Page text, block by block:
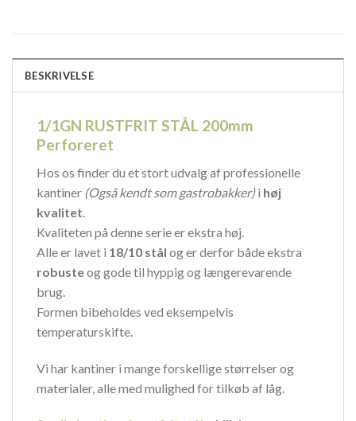
BESKRIVELSE
1/1GN RUSTFRIT STÅL 200mm
Perforeret
Hos os finder du et stort udvalg af professionelle
kantiner (Også kendt som gastrobakker)i høj
kvalitet
Kvaliteten på denne serie er ekstra høj.
Alle er lavet i 18/10 stål og er derfor både ekstra
robusteog gode til hyppig og længerevarende
brug.
Formen bibeholdes ved eksempelvis
temperaturskifte.
Vi har kantiner i mange forskellige størrelser og
materialer, alle med mulighed for tilkøb af låg.